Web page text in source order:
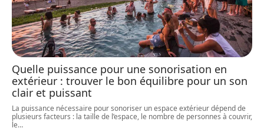
Quelle puissance pour une sonorisation en
extérieur : trouver le bon équilibre pour un son
clair et puissant
La puissance nécessaire pour sonoriser un espace extérieur dépend de
plusieurs facteurs : la taille de l’espace, le nombre de personnes à couvrir,
le…